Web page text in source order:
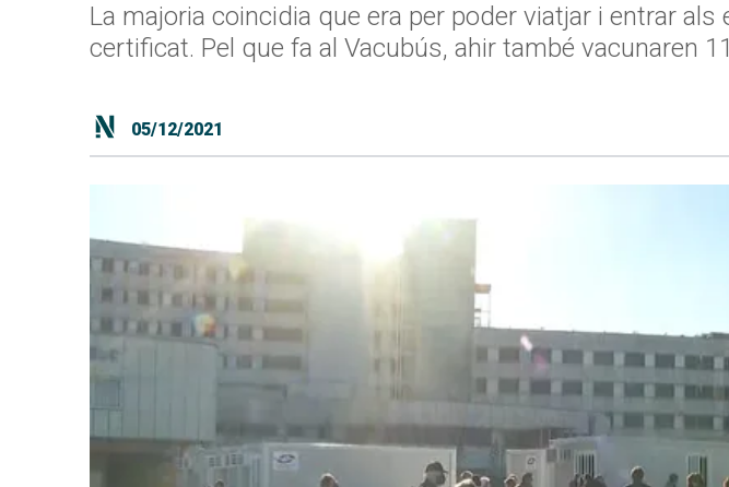
La majoria coincidia que era per poder viatjar i entrar
certificat. Pel que fa al Vacubús, ahir també vacunaren
05/12/2021